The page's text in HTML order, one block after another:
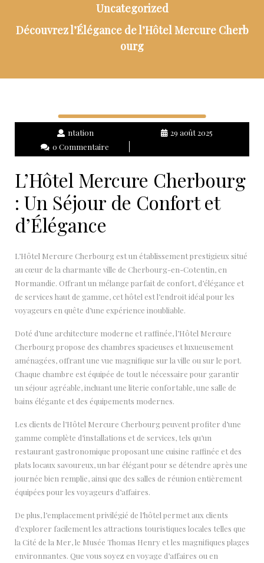
Uncategorized
Découvrez l’Élégance de l’Hôtel Mercure Cherb
ourg
ntation
29 août 2025
0 Commentaire
L’Hôtel Mercure Cherbourg
: Un Séjour de Confort et
d’Élégance
L’Hôtel Mercure Cherbourg est un établissement prestigieux situé
au cœur de la charmante ville de Cherbourg-en-Cotentin, en
Normandie. Offrant un mélange parfait de confort, d’élégance et
de services haut de gamme, cet hôtel est l’endroit idéal pour les
voyageurs en quête d’une expérience inoubliable.
Doté d’une architecture moderne et raffinée, l’Hôtel Mercure
Cherbourg propose des chambres spacieuses et luxueusement
aménagées, offrant une vue magnifique sur la ville ou sur le port.
Chaque chambre est équipée de tout le nécessaire pour garantir
un séjour agréable, incluant une literie confortable, une salle de
bains élégante et des équipements modernes.
Les clients de l’Hôtel Mercure Cherbourg peuvent profiter d’une
gamme complète d’installations et de services, tels qu’un
restaurant gastronomique proposant une cuisine raffinée et des
plats locaux savoureux, un bar élégant pour se détendre après une
journée bien remplie, ainsi que des salles de réunion entièrement
équipées pour les voyageurs d’affaires.
De plus, l’emplacement privilégié de l’hôtel permet aux clients
d’explorer facilement les attractions touristiques locales telles que
la Cité de la Mer, le Musée Thomas Henry et les magnifiques plages
environnantes. Que vous soyez en voyage d’affaires ou en